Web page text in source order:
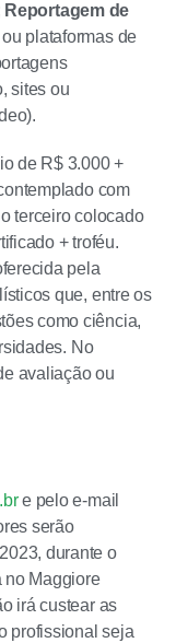
Reportagem de
plataformas de
sites ou
de R$ 3.000 +
com
terceiro colocado
+ troféu.
pela
que, entre os
como ciência,
No
avaliação ou
e pelo e-mail
serão
durante o
no Maggiore
irá custear as
profissional seja